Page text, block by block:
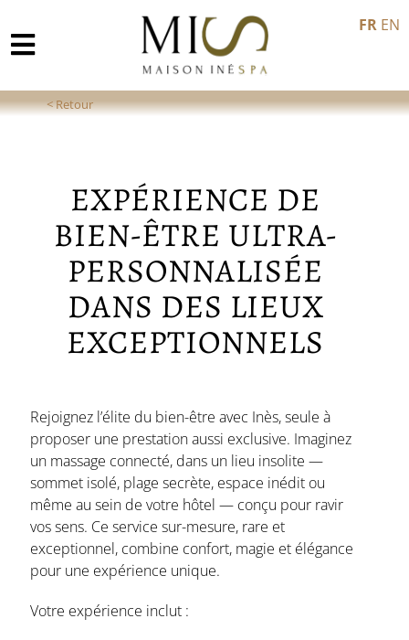
au
contenu
FR EN
Toggle
Navigation
Accueil
Soins
Conférence
Spa
Contact
News
EXPÉRIENCE DE
BIEN-ÊTRE ULTRA-
PERSONNALISÉE
DANS DES LIEUX
EXCEPTIONNELS
Rejoignez l’élite du bien-être avec Inès, seule à
proposer une prestation aussi exclusive. Imaginez
un massage connecté, dans un lieu insolite —
sommet isolé, plage secrète, espace inédit ou
même au sein de votre hôtel — conçu pour ravir
vos sens. Ce service sur-mesure, rare et
exceptionnel, combine confort, magie et élégance
pour une expérience unique.
Votre expérience inclut :